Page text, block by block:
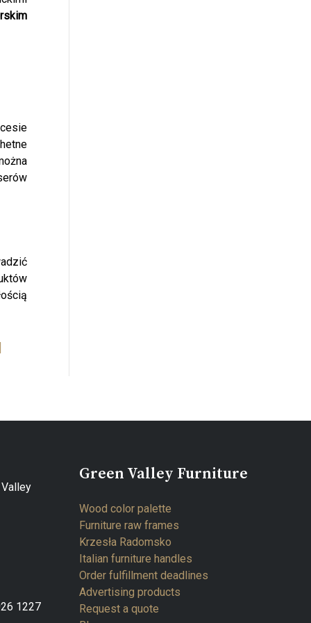
1227
Green Valley Furniture
Wood color palette
Furniture raw frames
Krzesła Radomsko
Italian furniture handles
Order fulfillment deadlines
Advertising products
Request a quote